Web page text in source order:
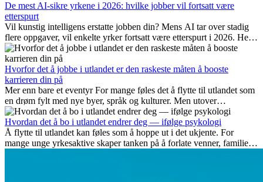
De mest AI-sikre yrkene i 2026: hvilke jobber vil fortsatt være
etterspurt
Vil kunstig intelligens erstatte jobben din? Mens AI tar over stadig
flere oppgaver, vil enkelte yrker fortsatt være etterspurt i 2026. Her
ser vi på hvilke jobber som er mest fremtidssikre, hvilke ferdigheter
som blir viktige, og hvorfor mange av disse jobbene også gir
internasjonale muligheter.
Hvorfor det å jobbe i utlandet er den raskeste måten å booste
karrieren din på
Mer enn bare et eventyr For mange føles det å flytte til utlandet som
en drøm fylt med nye byer, språk og kulturer. Men utover
spenningen ved...
Hvordan det å bo i utlandet endrer deg — ifølge psykologi
Å flytte til utlandet kan føles som å hoppe ut i det ukjente. For
mange unge yrkesaktive skaper tanken på å forlate venner, familie